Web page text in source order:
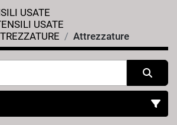
USATE
USATE
Attrezzature